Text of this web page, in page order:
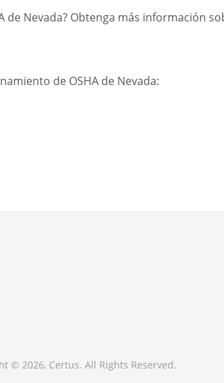
de Nevada? Obtenga más información
de OSHA de Nevada:
© 2026, Certus. All Rights Reserved.